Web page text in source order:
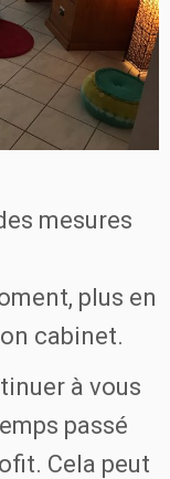
mesures
plus en
cabinet.
à vous
passé
Cela peut